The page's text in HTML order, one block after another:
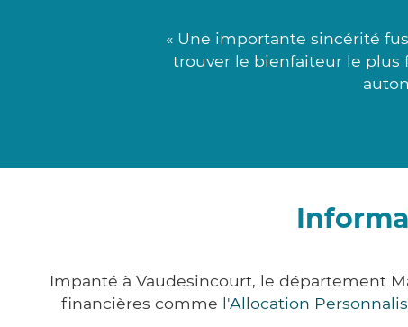
« Une importante sincérité
trouver le bienfaiteur le plus
Impanté à Vaudesincourt, le département
financières comme l'Allocation